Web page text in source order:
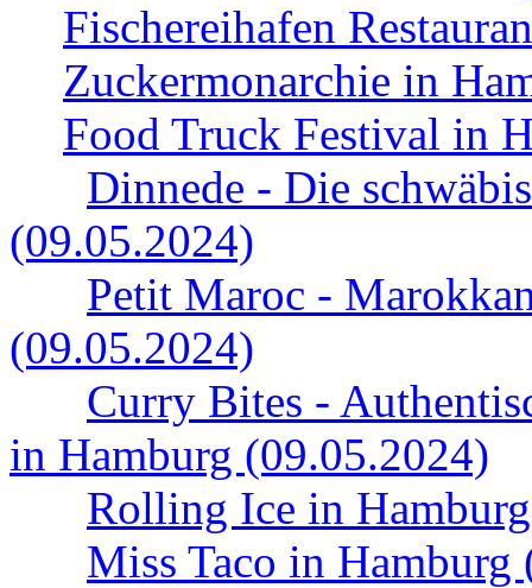
Fischereihafen
Zuckermonarchie in
Food Truck Festival in
Dinnede - Die
(09.05.2024)
Petit Maroc -
(09.05.2024)
Curry Bites -
in Hamburg (09.05.2024)
Rolling Ice in
Miss Taco in Hamburg